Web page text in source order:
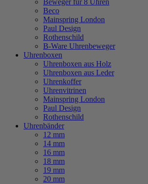
Beweger für 8 Uhren
Beco
Mainspring London
Paul Design
Rothenschild
B-Ware Uhrenbeweger
Uhrenboxen
Uhrenboxen aus Holz
Uhrenboxen aus Leder
Uhrenkoffer
Uhrenvitrinen
Mainspring London
Paul Design
Rothenschild
Uhrenbänder
12 mm
14 mm
16 mm
18 mm
19 mm
20 mm